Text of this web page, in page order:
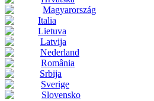
Magyarország
Italia
Lietuva
Latvija
Nederland
România
Srbija
Sverige
Slovensko